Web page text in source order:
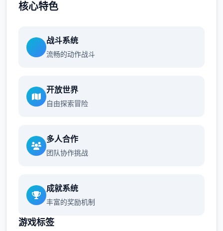
核心特色
战斗系统
流畅的动作战斗
开放世界
自由探索冒险
多人合作
团队协作挑战
成就系统
丰富的奖励机制
游戏标签